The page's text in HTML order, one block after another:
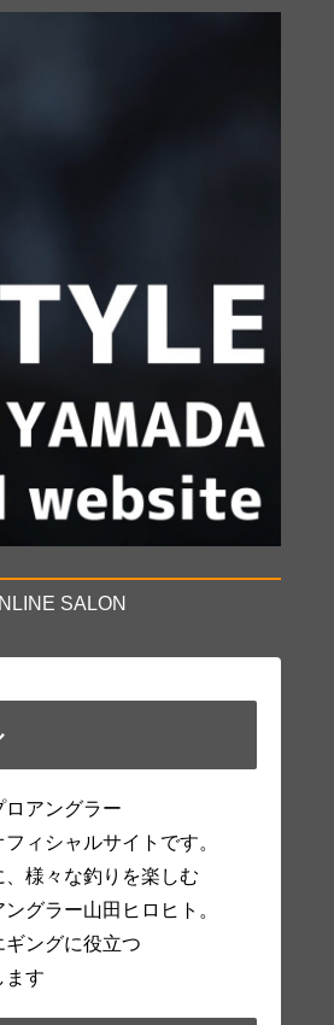
SALON
ロアングラー
ィシャルサイトです。
様々な釣りを楽しむ
グラー山田ヒロヒト。
ングに役立つ
ます